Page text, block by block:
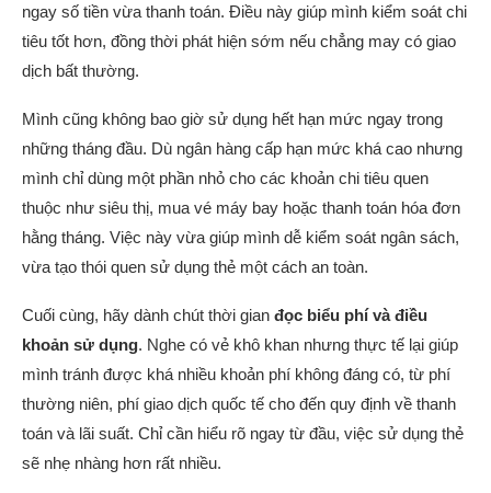
ngay số tiền vừa thanh toán. Điều này giúp mình kiểm soát chi
tiêu tốt hơn, đồng thời phát hiện sớm nếu chẳng may có giao
dịch bất thường.
Mình cũng không bao giờ sử dụng hết hạn mức ngay trong
những tháng đầu. Dù ngân hàng cấp hạn mức khá cao nhưng
mình chỉ dùng một phần nhỏ cho các khoản chi tiêu quen
thuộc như siêu thị, mua vé máy bay hoặc thanh toán hóa đơn
hằng tháng. Việc này vừa giúp mình dễ kiểm soát ngân sách,
vừa tạo thói quen sử dụng thẻ một cách an toàn.
Cuối cùng, hãy dành chút thời gian đọc biểu phí và điều
khoản sử dụng. Nghe có vẻ khô khan nhưng thực tế lại giúp
mình tránh được khá nhiều khoản phí không đáng có, từ phí
thường niên, phí giao dịch quốc tế cho đến quy định về thanh
toán và lãi suất. Chỉ cần hiểu rõ ngay từ đầu, việc sử dụng thẻ
sẽ nhẹ nhàng hơn rất nhiều.